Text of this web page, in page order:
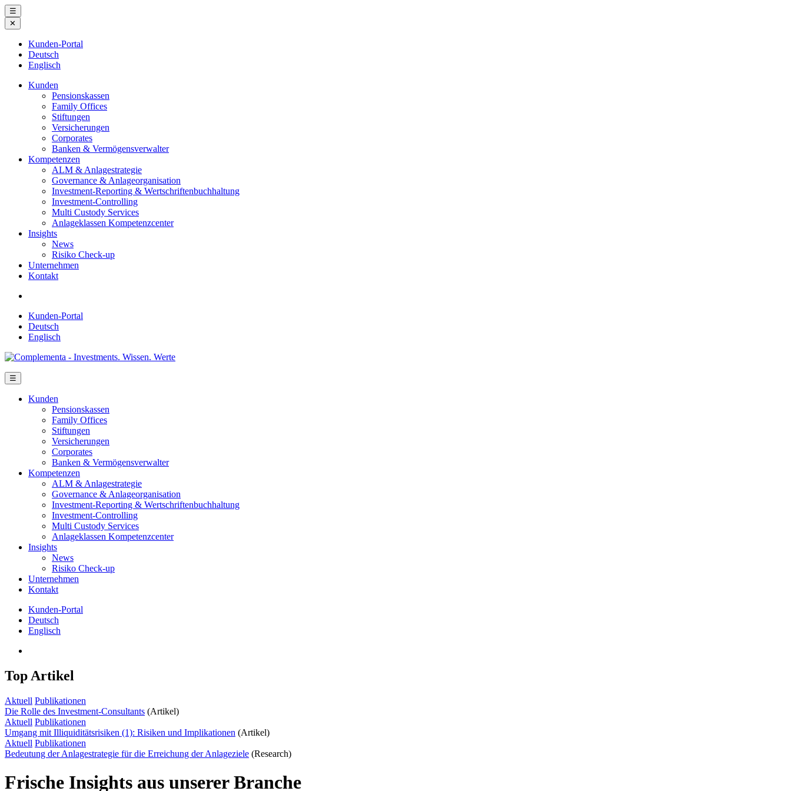
Skip
to
content
☰
✕
Kunden-Portal
Deutsch
Englisch
Kunden
Pensionskassen
Family Offices
Stiftungen
Versicherungen
Corporates
Banken & Vermögensverwalter
Kompetenzen
ALM & Anlagestrategie
Governance & Anlageorganisation
Investment-Reporting & Wertschriftenbuchhaltung
Investment-Controlling
Multi Custody Services
Anlageklassen Kompetenzcenter
Insights
News
Risiko Check-up
Unternehmen
Kontakt
Kunden-Portal
Deutsch
Englisch
☰
Kunden
Pensionskassen
Family Offices
Stiftungen
Versicherungen
Corporates
Banken & Vermögensverwalter
Kompetenzen
ALM & Anlagestrategie
Governance & Anlageorganisation
Investment-Reporting & Wertschriftenbuchhaltung
Investment-Controlling
Multi Custody Services
Anlageklassen Kompetenzcenter
Insights
News
Risiko Check-up
Unternehmen
Kontakt
Kunden-Portal
Deutsch
Englisch
Top Artikel
Aktuell Publikationen
Die Rolle des Investment-Consultants (Artikel)
Aktuell Publikationen
Umgang mit Illiquiditätsrisiken (1): Risiken und Implikationen (Artikel)
Aktuell Publikationen
Bedeutung der Anlagestrategie für die Erreichung der Anlageziele (Research)
Frische Insights aus unserer Branche